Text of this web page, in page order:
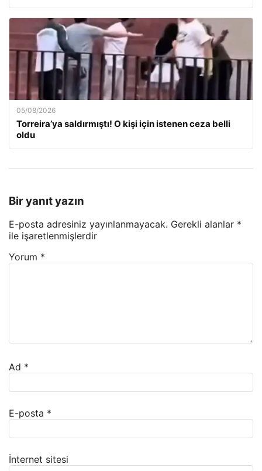
05/08/2026
Torreira’ya saldırmıştı! O kişi için istenen ceza belli
oldu
Bir yanıt yazın
E-posta adresiniz yayınlanmayacak. Gerekli alanlar *
ile işaretlenmişlerdir
Yorum *
Ad *
E-posta *
İnternet sitesi